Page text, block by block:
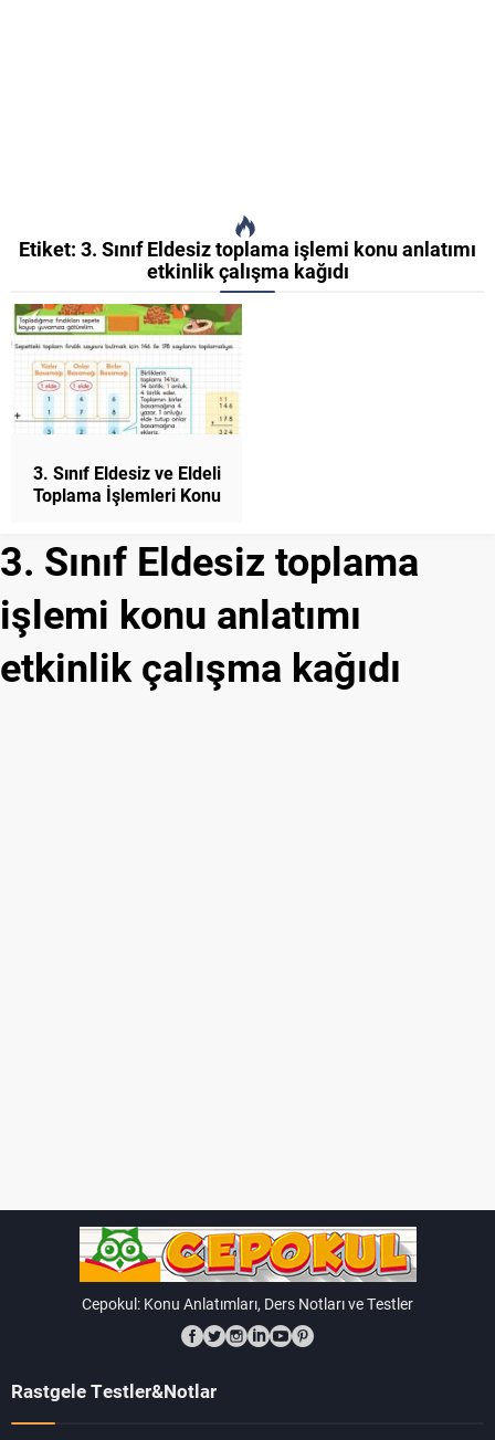
Etiket: 3. Sınıf Eldesiz toplama işlemi konu anlatımı
etkinlik çalışma kağıdı
3. Sınıf Eldesiz ve Eldeli
Toplama İşlemleri Konu
3. Sınıf Eldesiz toplama
işlemi konu anlatımı
etkinlik çalışma kağıdı
Cepokul: Konu Anlatımları, Ders Notları ve Testler
Rastgele Testler&Notlar